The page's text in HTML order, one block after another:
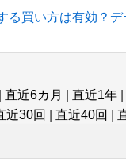
る買い方は有効？デ
直近6カ月 直近1年
近30回 直近40回